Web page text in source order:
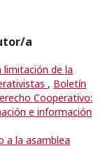
a
limitación de la
, Boletín
Cooperativo:
e información
a la asamblea